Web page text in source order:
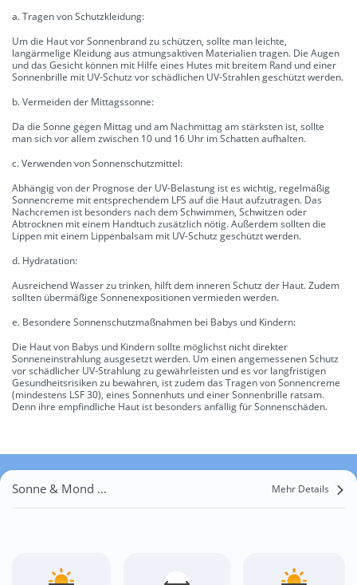
a. Tragen von Schutzkleidung:
Um die Haut vor Sonnenbrand zu schützen, sollte man leichte,
langärmelige Kleidung aus atmungsaktiven Materialien tragen. Die Augen
und das Gesicht können mit Hilfe eines Hutes mit breitem Rand und einer
Sonnenbrille mit UV-Schutz vor schädlichen UV-Strahlen geschützt werden.
b. Vermeiden der Mittagssonne:
Da die Sonne gegen Mittag und am Nachmittag am stärksten ist, sollte
man sich vor allem zwischen 10 und 16 Uhr im Schatten aufhalten.
c. Verwenden von Sonnenschutzmittel:
Abhängig von der Prognose der UV-Belastung ist es wichtig, regelmäßig
Sonnencreme mit entsprechendem LFS auf die Haut aufzutragen. Das
Nachcremen ist besonders nach dem Schwimmen, Schwitzen oder
Abtrocknen mit einem Handtuch zusätzlich nötig. Außerdem sollten die
Lippen mit einem Lippenbalsam mit UV-Schutz geschützt werden.
d. Hydratation:
Ausreichend Wasser zu trinken, hilft dem inneren Schutz der Haut. Zudem
sollten übermäßige Sonnenexpositionen vermieden werden.
e. Besondere Sonnenschutzmaßnahmen bei Babys und Kindern:
Die Haut von Babys und Kindern sollte möglichst nicht direkter
Sonneneinstrahlung ausgesetzt werden. Um einen angemessenen Schutz
vor schädlicher UV-Strahlung zu gewährleisten und es vor langfristigen
Gesundheitsrisiken zu bewahren, ist zudem das Tragen von Sonnencreme
(mindestens LSF 30), eines Sonnenhuts und einer Sonnenbrille ratsam.
Denn ihre empfindliche Haut ist besonders anfällig für Sonnenschäden.
Sonne & Mond Šoštanj Mehr Details